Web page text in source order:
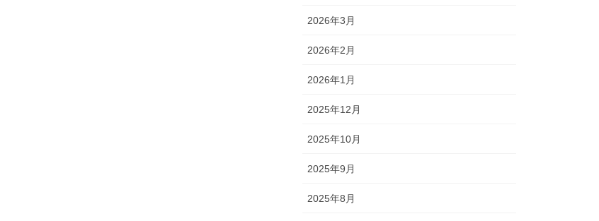
2026年3月
2026年2月
2026年1月
2025年12月
2025年10月
2025年9月
2025年8月